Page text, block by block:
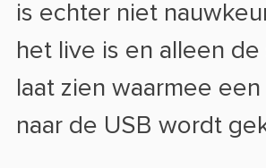
is echter niet
het live is en alleen de
laat zien waarmee
naar de USB wordt